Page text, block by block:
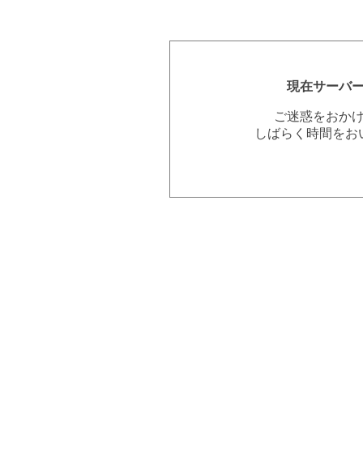
現在サーバ
ご迷惑をおか
しばらく時間を